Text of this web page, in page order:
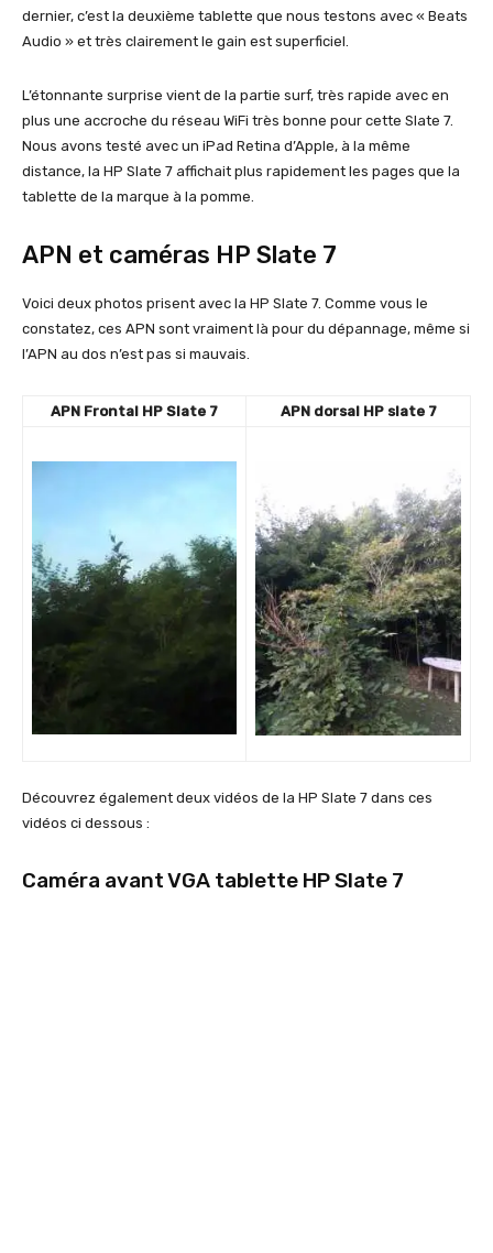
dernier, c’est la deuxième tablette que nous testons avec « Beats
Audio » et très clairement le gain est superficiel.
L’étonnante surprise vient de la partie surf, très rapide avec en
plus une accroche du réseau WiFi très bonne pour cette Slate 7.
Nous avons testé avec un iPad Retina d’Apple, à la même
distance, la HP Slate 7 affichait plus rapidement les pages que la
tablette de la marque à la pomme.
APN et caméras HP Slate 7
Voici deux photos prisent avec la HP Slate 7. Comme vous le
constatez, ces APN sont vraiment là pour du dépannage, même si
l’APN au dos n’est pas si mauvais.
APN Frontal HP Slate 7 APN dorsal HP slate 7
Découvrez également deux vidéos de la HP Slate 7 dans ces
vidéos ci dessous :
Caméra avant VGA tablette HP Slate 7